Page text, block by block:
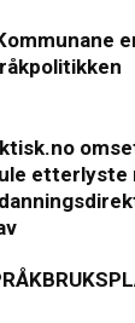
etterlyste